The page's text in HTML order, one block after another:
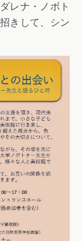
レナ・ノボト
きして、シン